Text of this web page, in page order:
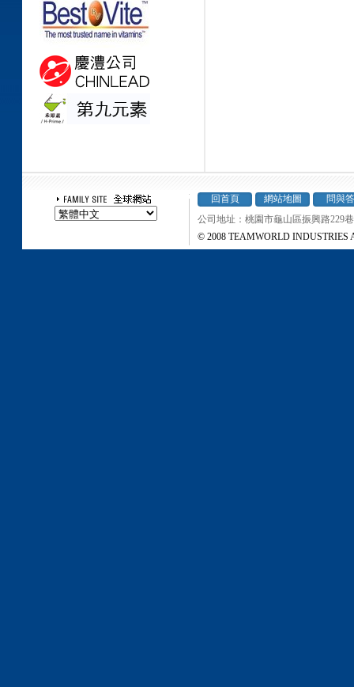
回首頁 網站地圖
問與答
公司地址：桃園市龜山區振興路229
© 2008 TEAMWORLD INDUSTRIES